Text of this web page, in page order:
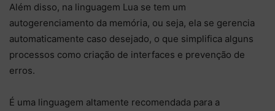
Além disso, na linguagem Lua se tem um
autogerenciamento da memória, ou seja, ela se gerencia
automaticamente caso desejado, o que simplifica alguns
processos como criação de interfaces e prevenção de
erros.
É uma linguagem altamente recomendada para a